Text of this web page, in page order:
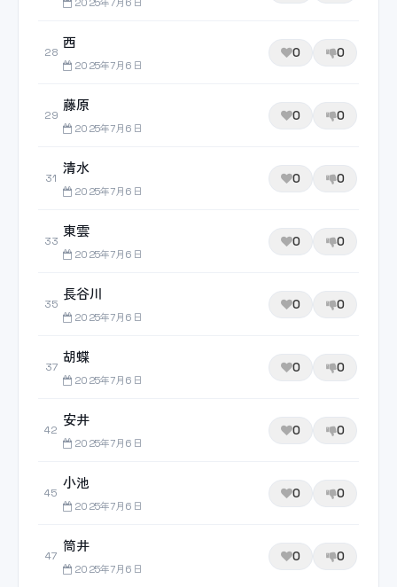
2025年7月6日
28
西
2025年7月6日
0 0
29
藤原
2025年7月6日
0 0
31
清水
2025年7月6日
0 0
33
東雲
2025年7月6日
0 0
35
長谷川
2025年7月6日
0 0
37
胡蝶
2025年7月6日
0 0
42
安井
2025年7月6日
0 0
45
小池
2025年7月6日
0 0
47
筒井
2025年7月6日
0 0